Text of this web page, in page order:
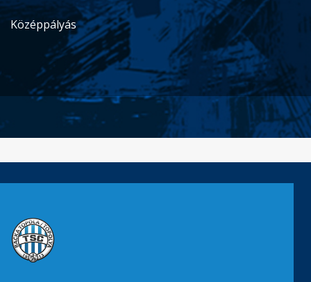
Középpályás